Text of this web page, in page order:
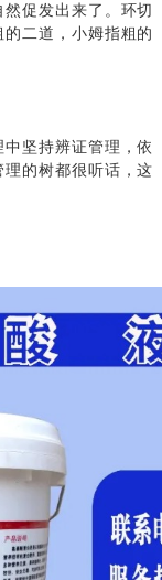
促发出来了。环切
二道，小姆指粗的
坚持辨证管理，依
的树都很听话，这